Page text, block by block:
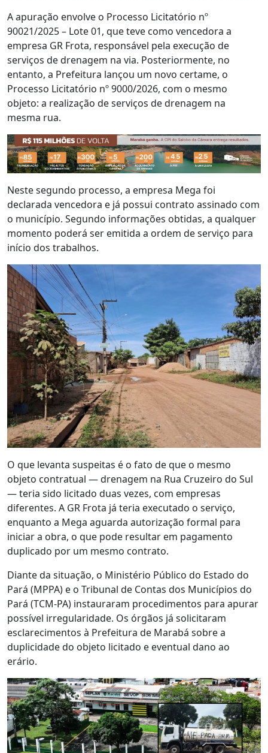
A apuração envolve o Processo Licitatório nº
90021/2025 – Lote 01, que teve como vencedora a
empresa GR Frota, responsável pela execução de
serviços de drenagem na via. Posteriormente, no
entanto, a Prefeitura lançou um novo certame, o
Processo Licitatório nº 9000/2026, com o mesmo
objeto: a realização de serviços de drenagem na
mesma rua.
Neste segundo processo, a empresa Mega foi
declarada vencedora e já possui contrato assinado com
o município. Segundo informações obtidas, a qualquer
momento poderá ser emitida a ordem de serviço para
início dos trabalhos.
O que levanta suspeitas é o fato de que o mesmo
objeto contratual — drenagem na Rua Cruzeiro do Sul
— teria sido licitado duas vezes, com empresas
diferentes. A GR Frota já teria executado o serviço,
enquanto a Mega aguarda autorização formal para
iniciar a obra, o que pode resultar em pagamento
duplicado por um mesmo contrato.
Diante da situação, o Ministério Público do Estado do
Pará (MPPA) e o Tribunal de Contas dos Municípios do
Pará (TCM-PA) instauraram procedimentos para apurar
possível irregularidade. Os órgãos já solicitaram
esclarecimentos à Prefeitura de Marabá sobre a
duplicidade do objeto licitado e eventual dano ao
erário.